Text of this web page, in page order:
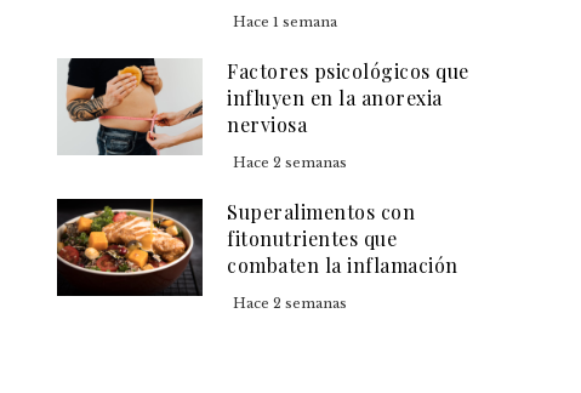
Hace 1 semana
Factores psicológicos que
influyen en la anorexia
nerviosa
Hace 2 semanas
Superalimentos con
fitonutrientes que
combaten la inflamación
Hace 2 semanas